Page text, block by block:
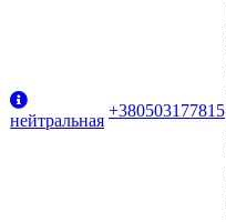
нейтральная
+380503177815